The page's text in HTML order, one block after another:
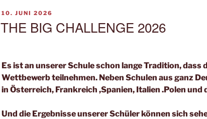
VERÖFFENTLICHT
10. JUNI 2026
THE BIG CHALLENGE 2026
Es ist an unserer Schule schon lange Tradition, dass
Wettbewerb teilnehmen. Neben Schulen aus ganz
in Österreich, Frankreich ,Spanien, Italien .Polen
Und die Ergebnisse unserer Schüler können sich